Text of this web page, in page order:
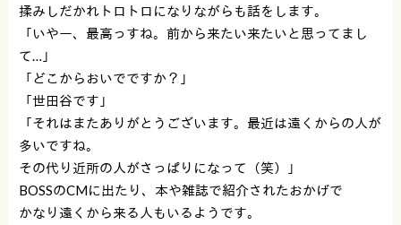
揉みしだかれトロトロになりながらも話をします。
「いやー、最高っすね。前から来たい来たいと思ってまし
て…」
「どこからおいでですか？」
「世田谷です」
「それはまたありがとうございます。最近は遠くからの人が
多いですね。
その代り近所の人がさっぱりになって（笑）」
BOSSのCMに出たり、本や雑誌で紹介されたおかげで
かなり遠くから来る人もいるようです。